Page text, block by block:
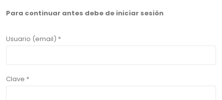
Para continuar antes debe de iniciar sesión
Usuario (email) *
Clave *